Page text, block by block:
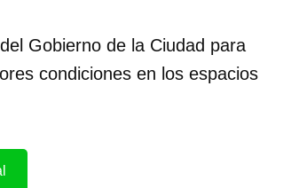
Gobierno de la Ciudad para
condiciones en los espacios